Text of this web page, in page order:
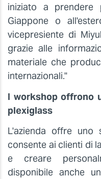
iniziato a
Giappone o
vicepresiente di
grazie alle
materiale che
internazionali."
I workshop offrono
plexiglass
L'azienda offre uno
consente ai clienti di
e creare
disponibile anche